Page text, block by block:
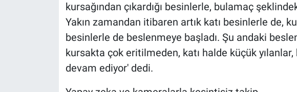
kursağından çıkardığı besinlerle, bulamaç
Yakın zamandan itibaren artık katı besinlerle de,
besinlerle de beslenmeye başladı. Şu andaki
kursakta çok eritilmeden, katı halde küçük
devam ediyor' dedi.